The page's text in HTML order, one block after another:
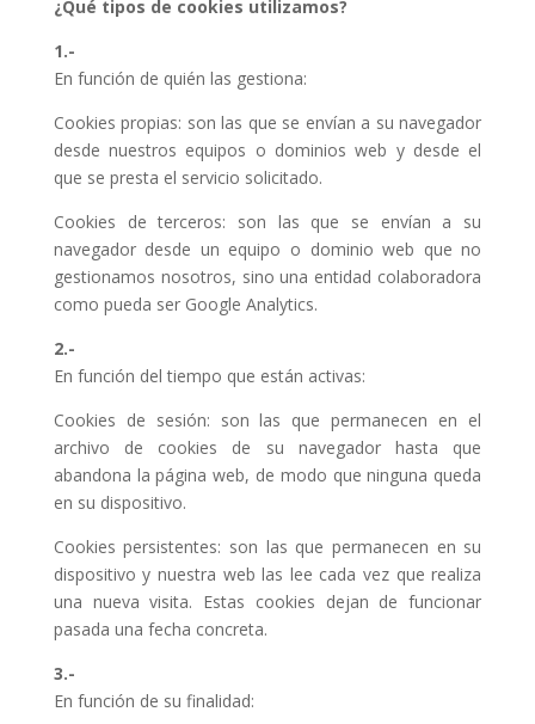
¿Qué tipos de cookies utilizamos?
1.-
En función de quién las gestiona:
Cookies propias: son las que se envían a su navegador
desde nuestros equipos o dominios web y desde el
que se presta el servicio solicitado.
Cookies de terceros: son las que se envían a su
navegador desde un equipo o dominio web que no
gestionamos nosotros, sino una entidad colaboradora
como pueda ser Google Analytics.
2.-
En función del tiempo que están activas:
Cookies de sesión: son las que permanecen en el
archivo de cookies de su navegador hasta que
abandona la página web, de modo que ninguna queda
en su dispositivo.
Cookies persistentes: son las que permanecen en su
dispositivo y nuestra web las lee cada vez que realiza
una nueva visita. Estas cookies dejan de funcionar
pasada una fecha concreta.
3.-
En función de su finalidad: